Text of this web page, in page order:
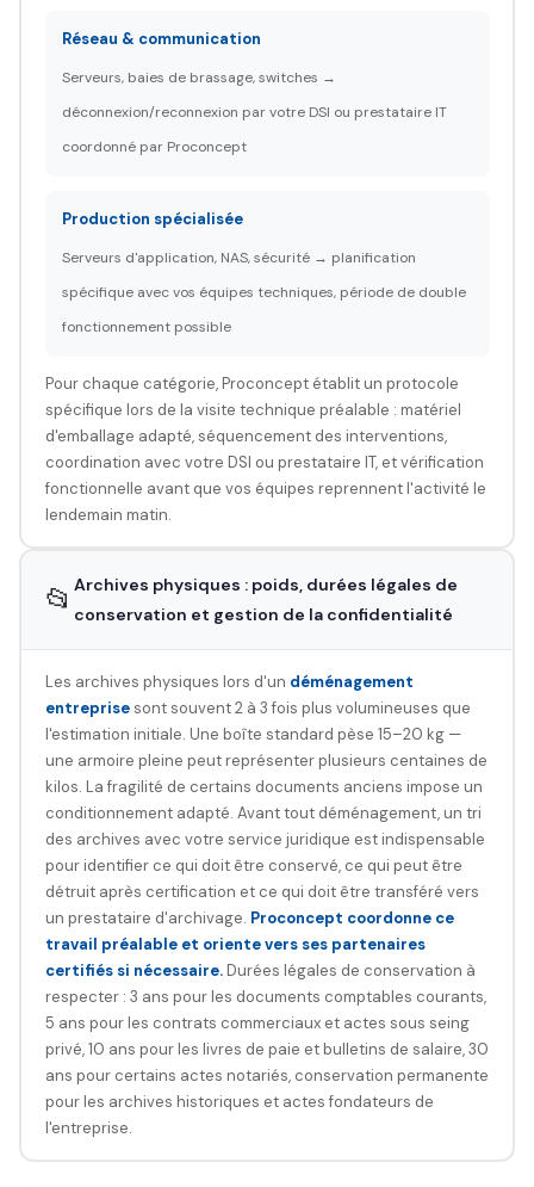
Réseau & communication
Serveurs, baies de brassage, switches →
déconnexion/reconnexion par votre DSI ou prestataire IT
coordonné par Proconcept
Production spécialisée
Serveurs d'application, NAS, sécurité → planification
spécifique avec vos équipes techniques, période de double
fonctionnement possible
Pour chaque catégorie, Proconcept établit un protocole
spécifique lors de la visite technique préalable : matériel
d'emballage adapté, séquencement des interventions,
coordination avec votre DSI ou prestataire IT, et vérification
fonctionnelle avant que vos équipes reprennent l'activité le
lendemain matin.
📂 Archives physiques : poids, durées légales de
conservation et gestion de la confidentialité
Les archives physiques lors d'un déménagement
entreprisesont souvent 2 à 3 fois plus volumineuses que
l'estimation initiale. Une boîte standard pèse 15–20 kg —
une armoire pleine peut représenter plusieurs centaines de
kilos. La fragilité de certains documents anciens impose un
conditionnement adapté. Avant tout déménagement, un tri
des archives avec votre service juridique est indispensable
pour identifier ce qui doit être conservé, ce qui peut être
détruit après certification et ce qui doit être transféré vers
un prestataire d'archivage. Proconcept coordonne ce
travail préalable et oriente vers ses partenaires
certifiés si nécessaire.Durées légales de conservation à
respecter : 3 ans pour les documents comptables courants,
5 ans pour les contrats commerciaux et actes sous seing
privé, 10 ans pour les livres de paie et bulletins de salaire, 30
ans pour certains actes notariés, conservation permanente
pour les archives historiques et actes fondateurs de
l'entreprise.